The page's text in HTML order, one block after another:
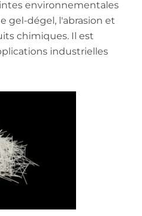
environnementales
gel-dégel, l'abrasion et
chimiques. Il est
industrielles